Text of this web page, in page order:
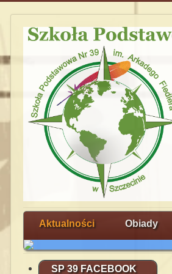
Aktualności Obiady
SP 39 FACEBOOK